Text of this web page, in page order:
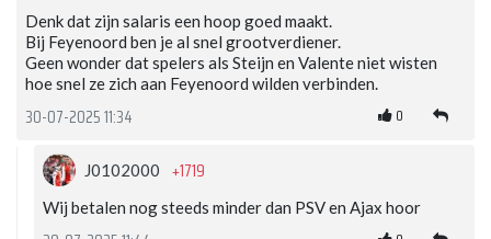
Denk dat zijn salaris een hoop goed maakt.
Bij Feyenoord ben je al snel grootverdiener.
Geen wonder dat spelers als Steijn en Valente niet wisten
hoe snel ze zich aan Feyenoord wilden verbinden.
30-07-2025 11:34 0
J0102000 +1719
Wij betalen nog steeds minder dan PSV en Ajax hoor